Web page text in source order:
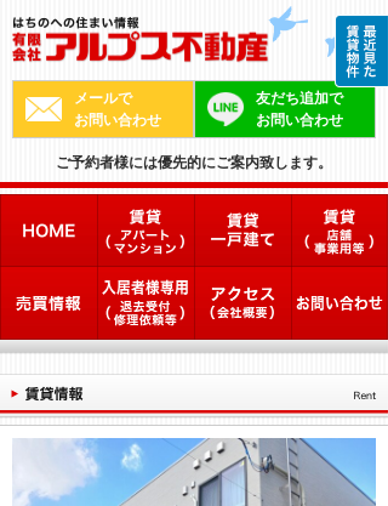
メールで
お問い合わせ
友だち追加で
お問い合わせ
ご予約者様には優先的にご案内致します。